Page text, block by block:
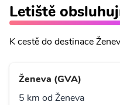
Letiště
K cestě do destinace
Ženeva (GVA)
5 km od Ženeva